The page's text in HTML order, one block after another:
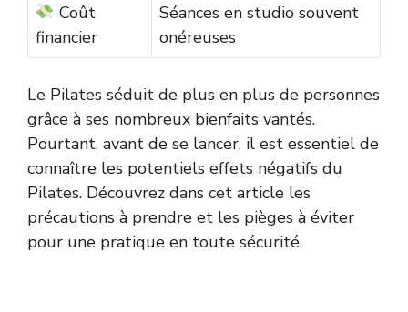
Coût
financier
Séances en studio souvent
onéreuses
Le Pilates séduit de plus en plus de personnes
grâce à ses nombreux bienfaits vantés.
Pourtant, avant de se lancer, il est essentiel de
connaître les potentiels effets négatifs du
Pilates. Découvrez dans cet article les
précautions à prendre et les pièges à éviter
pour une pratique en toute sécurité.